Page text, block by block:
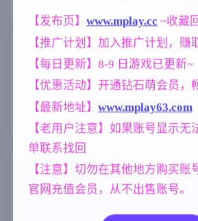
【发布页】 www.mplay.cc ~收藏
【推广计划】加入推广计划，赚
【每日更新】8-9 日游戏已更新~
【优惠活动】开通钻石萌会员，
【最新地址】 www.mplay63.com
【老用户注意】如果账号显示无
单联系找回
【注意】切勿在其他地方购买账
官网充值会员，从不出售账号。